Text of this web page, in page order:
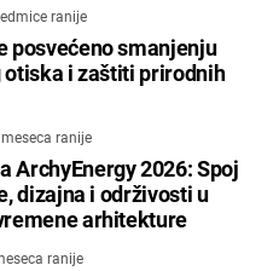
ranije
posvećeno smanjenju
otiska i zaštiti prirodnih
ranije
ArchyEnergy 2026: Spoj
dizajna i održivosti u
arhitekture
ranije